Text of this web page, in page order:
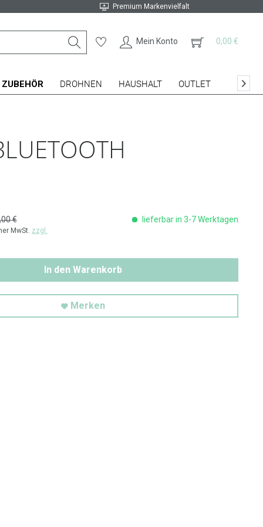
Premium Markenvielfalt
Mein Konto 0,00 €
ZUBEHÖR DROHNEN HAUSHALT OUTLET 
€
MwSt. zzgl.
lieferbar in 3-7 Werktagen
In den Warenkorb
Merken